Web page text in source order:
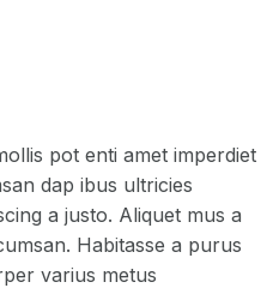
pot enti amet imperdiet
dap ibus ultricies
a justo. Aliquet mus a
Habitasse a purus
varius metus